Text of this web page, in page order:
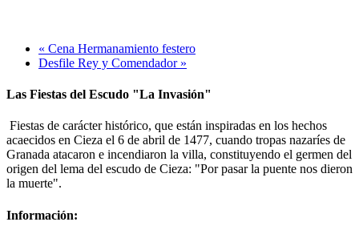
« Cena Hermanamiento festero
Desfile Rey y Comendador »
Las Fiestas del Escudo "La Invasión"
Fiestas de carácter histórico, que están inspiradas en los hechos
acaecidos en Cieza el 6 de abril de 1477, cuando tropas nazaríes de
Granada atacaron e incendiaron la villa, constituyendo el germen del
origen del lema del escudo de Cieza: "Por pasar la puente nos dieron
la muerte".
Información: